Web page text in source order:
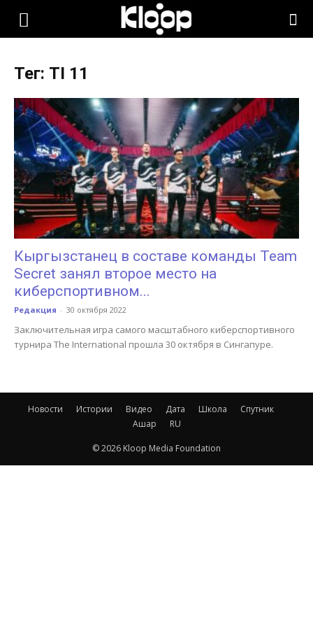
KLOOP.KG
Новости
Кыргызстана
Тег: TI 11
Кыргызстанец в составе команды Team
Secret занял второе место на
киберспортивном...
Редакция - 30 октября 2022
Заключительная игра самого масштабного киберспортивного
турнира The International прошла 30 октября в Сингапуре.
Новости Истории Видео Дата Школа
Спутник
Ашар
RU
© 2026 Kloop Media Foundation